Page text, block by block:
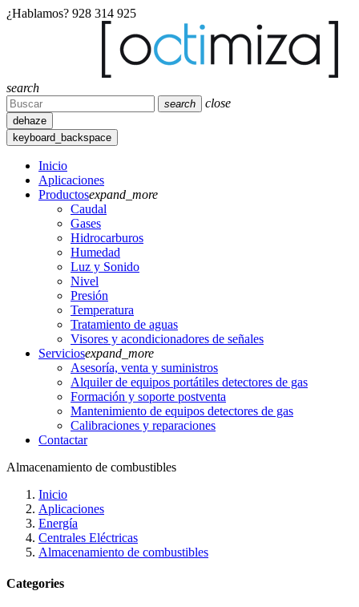
¿Hablamos? 928 314 925
search
search close
dehaze
keyboard_backspace
Inicio
Aplicaciones
Productosexpand_more
Caudal
Gases
Hidrocarburos
Humedad
Luz y Sonido
Nivel
Presión
Temperatura
Tratamiento de aguas
Visores y acondicionadores de señales
Serviciosexpand_more
Asesoría, venta y suministros
Alquiler de equipos portátiles detectores de gas
Formación y soporte postventa
Mantenimiento de equipos detectores de gas
Calibraciones y reparaciones
Contactar
Almacenamiento de combustibles
Inicio
Aplicaciones
Energía
Centrales Eléctricas
Almacenamiento de combustibles
Categories